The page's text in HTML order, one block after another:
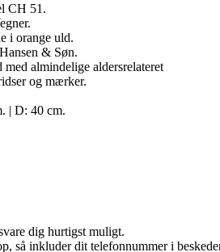
CH 51.
i orange uld.
& Søn.
almindelige aldersrelateret
og mærker.
| D: 40 cm.
dig hurtigst muligt.
så inkluder dit telefonnummer i